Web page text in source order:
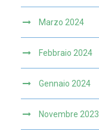
Marzo 2024
Febbraio 2024
Gennaio 2024
Novembre 2023